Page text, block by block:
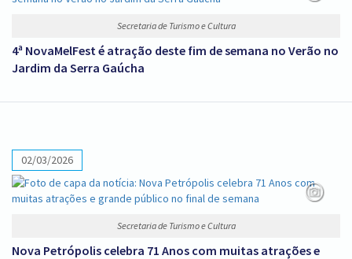
Secretaria de Turismo e Cultura
4ª NovaMelFest é atração deste fim de semana no Verão no
Jardim da Serra Gaúcha
02/03/2026
Secretaria de Turismo e Cultura
Nova Petrópolis celebra 71 Anos com muitas atrações e